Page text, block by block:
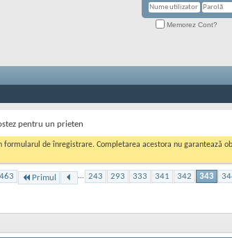
Memorez Cont?
pentru un prieten
de înregistrare. Completarea acestora nu garantează
Primul ... 243 293 333 341 342 343